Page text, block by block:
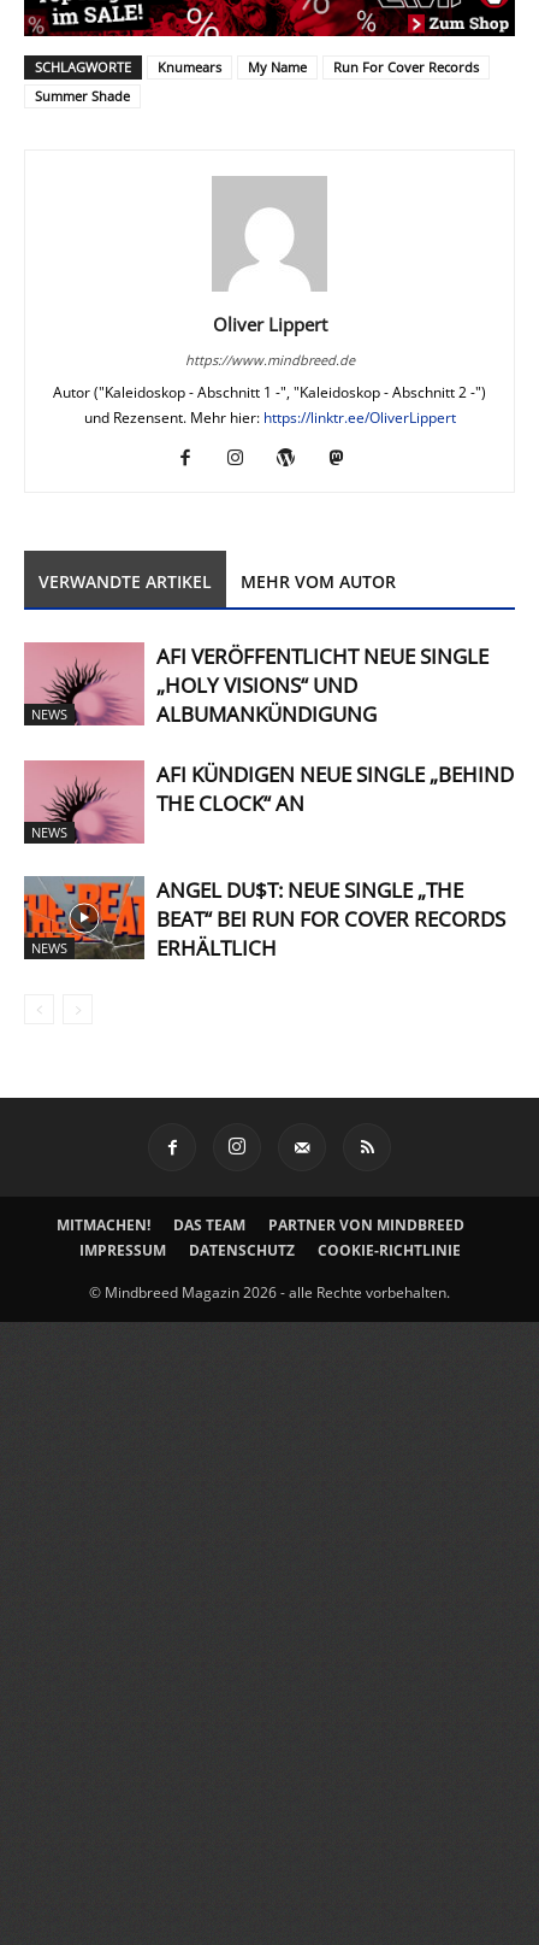
SCHLAGWORTE Knumears My Name
Run For Cover Records
Summer Shade
Oliver Lippert
https://www.mindbreed.de
Autor ("Kaleidoskop - Abschnitt 1 -", "Kaleidoskop - Abschnitt 2 -")
und Rezensent. Mehr hier: https://linktr.ee/OliverLippert
VERWANDTE ARTIKEL MEHR VOM AUTOR
NEWS
AFI VERÖFFENTLICHT NEUE SINGLE
„HOLY VISIONS“ UND
ALBUMANKÜNDIGUNG
NEWS
AFI KÜNDIGEN NEUE SINGLE „BEHIND
THE CLOCK“ AN
NEWS
ANGEL DU$T: NEUE SINGLE „THE
BEAT“ BEI RUN FOR COVER RECORDS
ERHÄLTLICH
MITMACHEN! DAS TEAM
PARTNER VON MINDBREED
IMPRESSUM
DATENSCHUTZ COOKIE-RICHTLINIE
© Mindbreed Magazin 2026 - alle Rechte vorbehalten.